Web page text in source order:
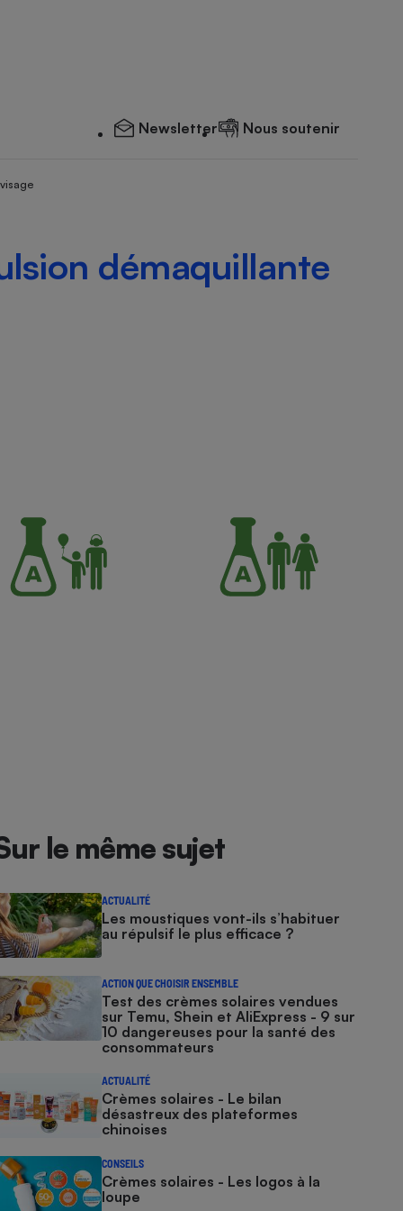
Newsletter Nous soutenir
démaquillante
le même sujet
ACTUALITÉ
Les moustiques vont-ils s’habituer
au répulsif le plus efficace ?
ACTION QUE CHOISIR ENSEMBLE
Test des crèmes solaires vendues
sur Temu, Shein et AliExpress - 9 sur
10 dangereuses pour la santé des
consommateurs
ACTUALITÉ
Crèmes solaires - Le bilan
désastreux des plateformes
chinoises
CONSEILS
Crèmes solaires - Les logos à la
loupe